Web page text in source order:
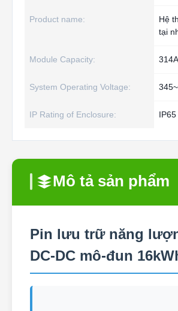
Product name:
Hệ
tại
Module Capacity:
System Operating Voltage:
IP Rating of Enclosure: IP65
Mô tả sản phẩm
Pin lưu trữ năng
DC-DC mô-đun